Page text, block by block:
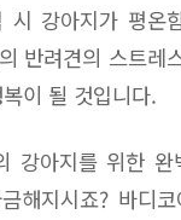
시 강아지가 평온
반려견의 스트레
이 될 것입니다.
강아지를 위한 완
해지시죠? 바디